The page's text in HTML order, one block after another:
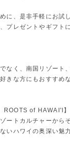
に、是非手軽にお試
プレゼントやギフト
なく、南国リゾート
きな方にもおすすめ
ROOTS of HAWAI'I】
ートカルチャーから
いハワイの奥深い魅